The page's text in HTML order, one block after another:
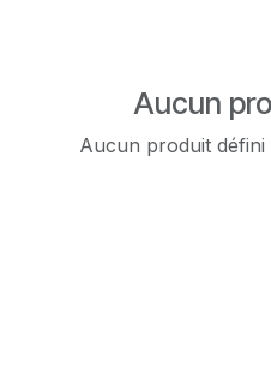
Aucun
Aucun produit défini